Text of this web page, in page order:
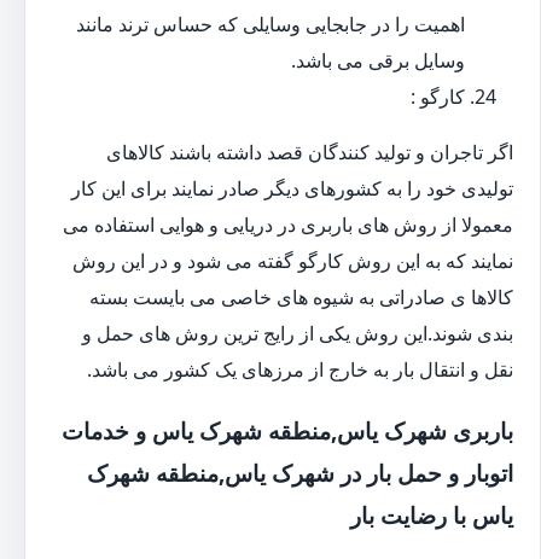
اهمیت را در جابجایی وسایلی که حساس ترند مانند
وسایل برقی می باشد.
کارگو :
اگر تاجران و تولید کنندگان قصد داشته باشند کالاهای
تولیدی خود را به کشورهای دیگر صادر نمایند برای این کار
معمولا از روش های باربری در دریایی و هوایی استفاده می
نمایند که به این روش کارگو گفته می شود و در این روش
کالاها ی صادراتی به شیوه های خاصی می بایست بسته
بندی شوند.این روش یکی از رایج ترین روش های حمل و
نقل و انتقال بار به خارج از مرزهای یک کشور می باشد.
باربری شهرک یاس,منطقه شهرک یاس و خدمات
اتوبار و حمل بار در شهرک یاس,منطقه شهرک
یاس با رضایت بار